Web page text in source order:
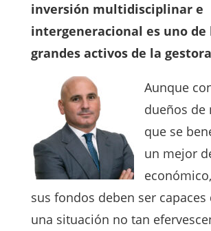
inversión multidisciplinar e
intergeneracional es uno de
grandes activos de la
Aunque
dueños de
que se
un mejor
sus fondos deben ser capaces
una situación no tan